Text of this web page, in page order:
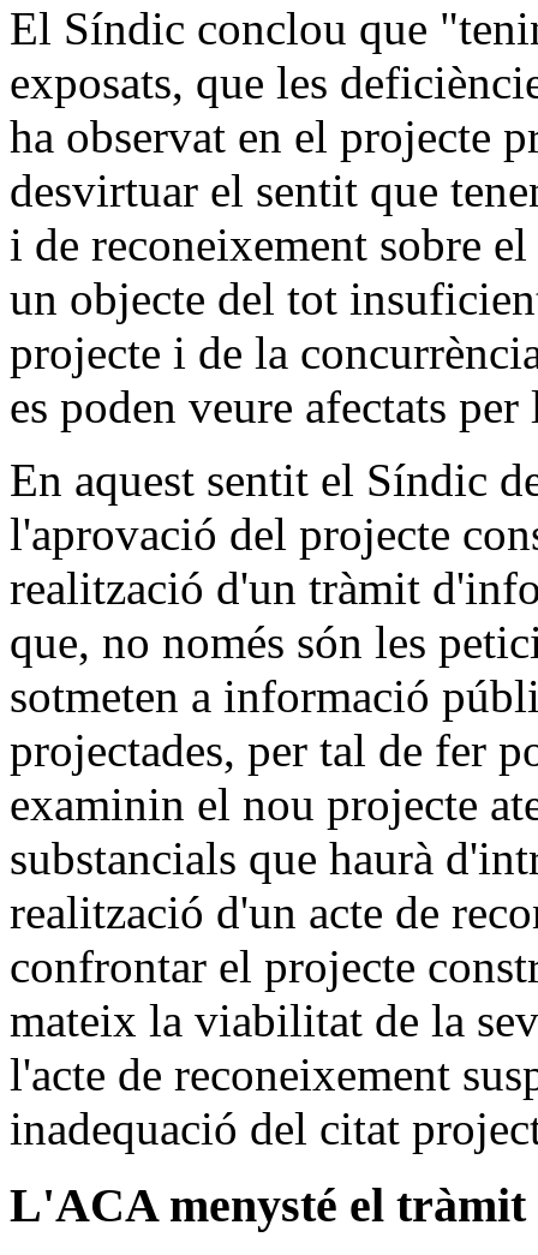
El Síndic conclou que
exposats, que les
ha observat en el projecte
desvirtuar el sentit que
i de reconeixement sobre
un objecte del tot
projecte i de la
es poden veure afectats
En aquest sentit el Síndic
l'aprovació del projecte
realització d'un tràmit
que, no només són les
sotmeten a informació
projectades, per tal de fer
examinin el nou projecte
substancials que haurà
realització d'un acte de
confrontar el projecte
mateix la viabilitat de la
l'acte de reconeixement
inadequació del citat
L'ACA menysté el